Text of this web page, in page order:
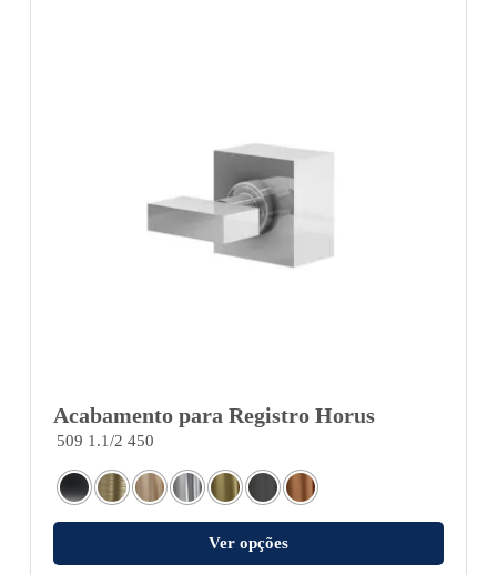
Acabamento para Registro Horus
509 1.1/2 450
Ver opções